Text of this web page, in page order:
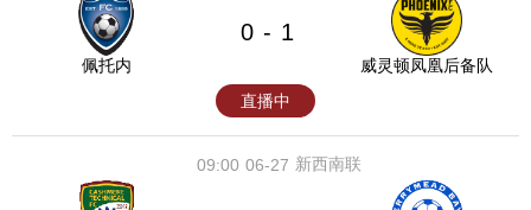
佩托内
0 - 1
威灵顿凤凰后备队
直播中
06-27
09:00 新西南联